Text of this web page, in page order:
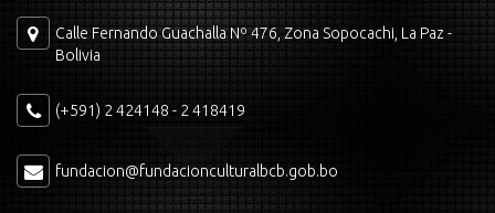
Calle Fernando Guachalla Nº 476, Zona Sopocachi, La Paz -
Bolivia
(+591) 2 424148 - 2 418419
fundacion@fundacionculturalbcb.gob.bo